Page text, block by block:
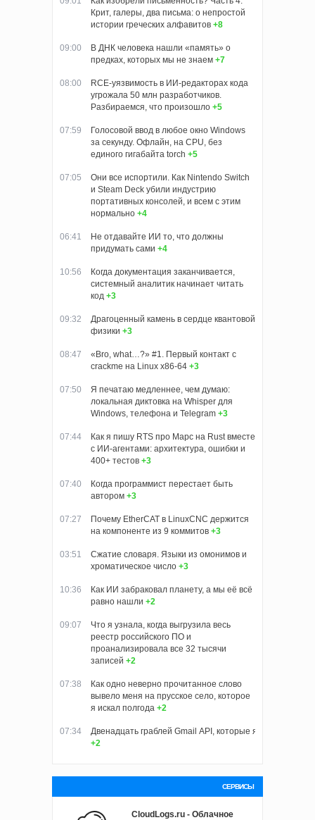
Крит, галеры, два письма: о непростой
истории греческих алфавитов +8
09:00
В ДНК человека нашли «память» о
предках, которых мы не знаем +7
08:00
RCE-уязвимость в ИИ-редакторах кода
угрожала 50 млн разработчиков.
Разбираемся, что произошло +5
07:59
Голосовой ввод в любое окно Windows
за секунду. Офлайн, на CPU, без
единого гигабайта torch +5
07:05
Они все испортили. Как Nintendo Switch
и Steam Deck убили индустрию
портативных консолей, и всем с этим
нормально +4
06:41
Не отдавайте ИИ то, что должны
придумать сами +4
10:56
Когда документация заканчивается,
системный аналитик начинает читать
код +3
09:32
Драгоценный камень в сердце квантовой
физики +3
08:47
«Bro, what…?» #1. Первый контакт с
crackme на Linux x86-64 +3
07:50
Я печатаю медленнее, чем думаю:
локальная диктовка на Whisper для
Windows, телефона и Telegram +3
07:44
Как я пишу RTS про Марс на Rust вместе
с ИИ-агентами: архитектура, ошибки и
400+ тестов +3
07:40
Когда программист перестает быть
автором +3
07:27
Почему EtherCAT в LinuxCNC держится
на компоненте из 9 коммитов +3
03:51
Сжатие словаря. Языки из омонимов и
хроматическое число +3
10:36
Как ИИ забраковал планету, а мы её всё
равно нашли +2
09:07
Что я узнала, когда выгрузила весь
реестр российского ПО и
проанализировала все 32 тысячи
записей +2
07:38
Как одно неверно прочитанное слово
вывело меня на прусское село, которое
я искал полгода +2
07:34
Двенадцать граблей Gmail API, которые я собрал, пока
+2
СЕРВИСЫ
CloudLogs.ru - Облачное